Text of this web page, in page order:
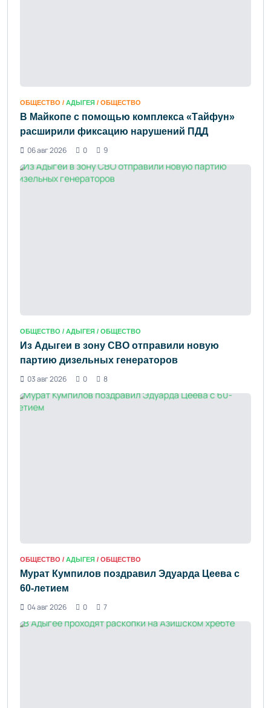
ОБЩЕСТВО / АДЫГЕЯ / ОБЩЕСТВО
В Майкопе с помощью комплекса «Тайфун»
расширили фиксацию нарушений ПДД
06 авг 2026
0 9
ОБЩЕСТВО / АДЫГЕЯ / ОБЩЕСТВО
Из Адыгеи в зону СВО отправили новую
партию дизельных генераторов
03 авг 2026
0 8
ОБЩЕСТВО / АДЫГЕЯ / ОБЩЕСТВО
Мурат Кумпилов поздравил Эдуарда Цеева с
60-летием
04 авг 2026
0 7